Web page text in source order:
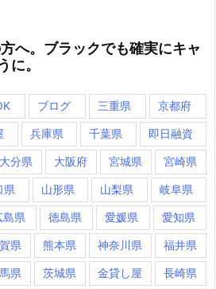
へ。ブラックでも確実にキャ
に。
ブログ 三重県 京都府
兵庫県 千葉県 即日融資
大分県 大阪府 宮城県 宮崎県
県 山形県 山梨県 岐阜県
島県 徳島県 愛媛県 愛知県
県 熊本県 神奈川県 福井県
県 茨城県 金貸し屋 長崎県